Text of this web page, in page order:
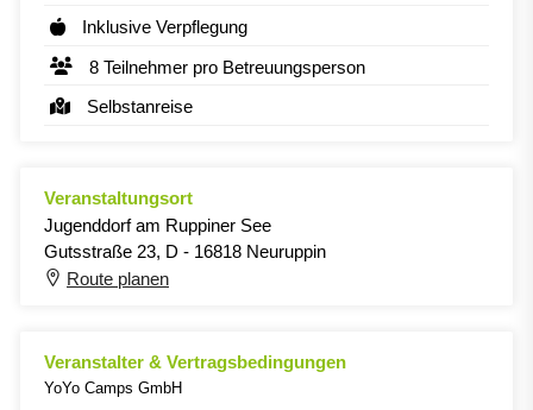
Inklusive Verpflegung
8 Teilnehmer pro Betreuungsperson
Selbstanreise
Veranstaltungsort
Jugenddorf am Ruppiner See
Gutsstraße 23, D - 16818 Neuruppin
Route planen
Veranstalter & Vertragsbedingungen
YoYo Camps GmbH